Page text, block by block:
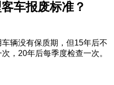
车报废标准？
辆没有保质期，但15年后不
，20年后每季度检查一次。